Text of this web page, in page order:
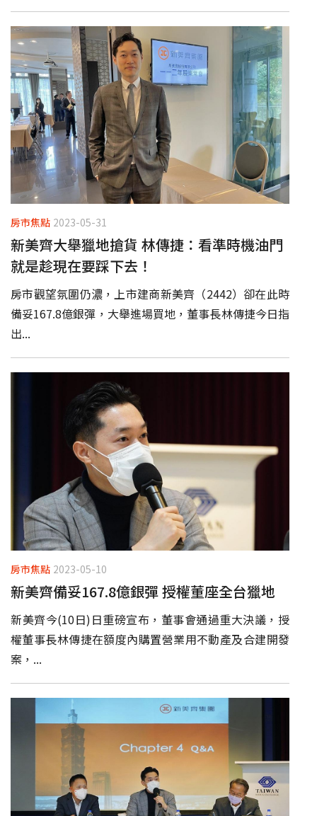
房市焦點 2023-05-31
新美齊大舉獵地搶貨 林傳捷：看準時機油門
就是趁現在要踩下去！
房市觀望氛圍仍濃，上市建商新美齊（2442）卻在此時
備妥167.8億銀彈，大舉進場買地，董事長林傳捷今日指
出...
房市焦點 2023-05-10
新美齊備妥167.8億銀彈 授權董座全台獵地
新美齊今(10日)日重磅宣布，董事會通過重大決議，授
權董事長林傳捷在額度內購置營業用不動產及合建開發
案，...